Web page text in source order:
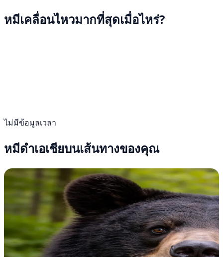
หมีเคลื่อนไหวมากที่สุดเมื่อไหร่?
ไม่มีข้อมูลเวลา
หมีดำเอเชียบนเส้นทางของคุณ